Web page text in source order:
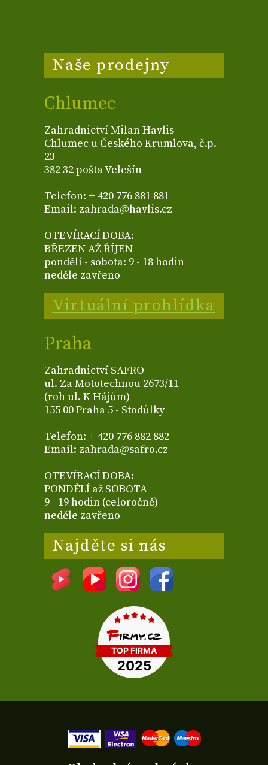
Naše prodejny
Chlumec
Zahradnictví Milan Havlis
Chlumec u Českého Krumlova, č.p.
23
382 32 pošta Velešín
Telefon: + 420 776 881 881
Email: zahrada@havlis.cz
OTEVÍRACÍ DOBA:
BŘEZEN AŽ ŘÍJEN
pondělí - sobota: 9 - 18 hodin
neděle zavřeno
Virtuální prohlídka
Praha
Zahradnictví SAFRO
ul. Za Mototechnou 2673/11
(roh ul. K Hájům)
155 00 Praha 5 - Stodůlky
Telefon: + 420 776 882 882
Email: zahrada@safro.cz
OTEVÍRACÍ DOBA:
PONDĚLÍ až SOBOTA
9 - 19 hodin (celoročně)
neděle zavřeno
Najděte si nás